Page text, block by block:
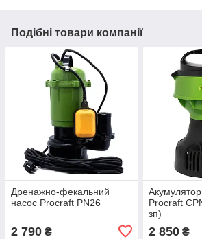
Подібні товари компанії
Дренажно-фекальний
насос Procraft PN26
2 790 ₴
Procraft
зп)
2 850₴